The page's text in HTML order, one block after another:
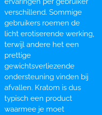
verschillend. Sommige
gebruikers roemen de
licht erotiserende werking,
terwijl andere het een
prettige
gewichtsverliezende
ondersteuning vinden bij
afvallen. Kratom is dus
typisch een product
waarmee je moet